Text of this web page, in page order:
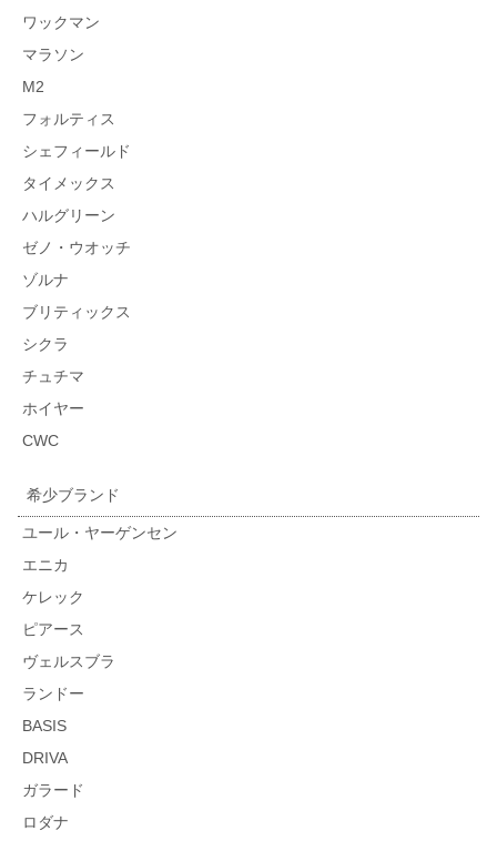
ワックマン
マラソン
M2
フォルティス
シェフィールド
タイメックス
ハルグリーン
ゼノ・ウオッチ
ゾルナ
ブリティックス
シクラ
チュチマ
ホイヤー
CWC
希少ブランド
ユール・ヤーゲンセン
エニカ
ケレック
ピアース
ヴェルスブラ
ランドー
BASIS
DRIVA
ガラード
ロダナ